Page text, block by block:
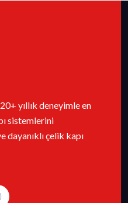
yıllık deneyimle en
sistemlerini
dayanıklı çelik kapı